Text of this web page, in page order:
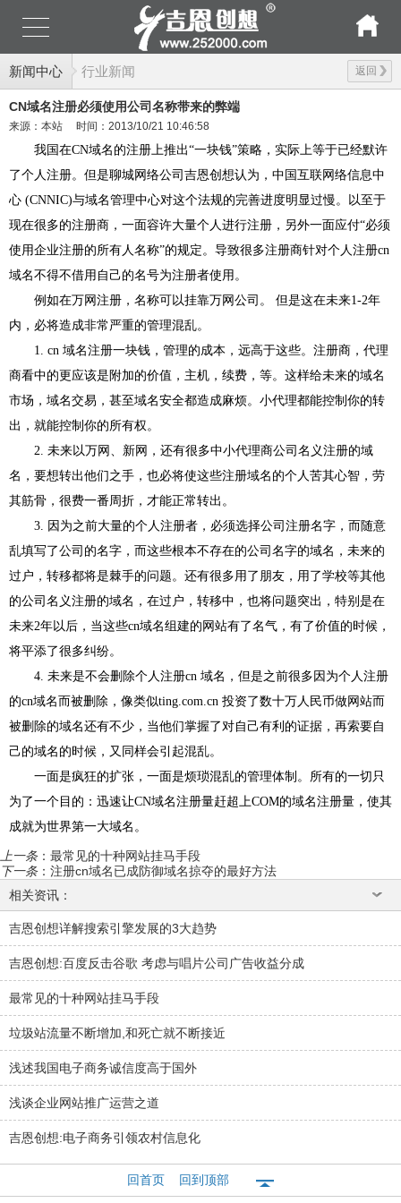
新闻中心 返回
行业新闻
CN域名注册必须使用公司名称带来的弊端
来源：本站 时间：2013/10/21 10:46:58
我国在CN域名的注册上推出“一块钱”策略，实际上等于已经默许
了个人注册。但是聊城网络公司吉恩创想认为，中国互联网络信息中
心 (CNNIC)与域名管理中心对这个法规的完善进度明显过慢。以至于
现在很多的注册商，一面容许大量个人进行注册，另外一面应付“必须
使用企业注册的所有人名称”的规定。导致很多注册商针对个人注册cn
域名不得不借用自己的名号为注册者使用。
例如在万网注册，名称可以挂靠万网公司。 但是这在未来1-2年
内，必将造成非常严重的管理混乱。
1. cn 域名注册一块钱，管理的成本，远高于这些。注册商，代理
商看中的更应该是附加的价值，主机，续费，等。这样给未来的域名
市场，域名交易，甚至域名安全都造成麻烦。小代理都能控制你的转
出，就能控制你的所有权。
2. 未来以万网、新网，还有很多中小代理商公司名义注册的域
名，要想转出他们之手，也必将使这些注册域名的个人苦其心智，劳
其筋骨，很费一番周折，才能正常转出。
3. 因为之前大量的个人注册者，必须选择公司注册名字，而随意
乱填写了公司的名字，而这些根本不存在的公司名字的域名，未来的
过户，转移都将是棘手的问题。还有很多用了朋友，用了学校等其他
的公司名义注册的域名，在过户，转移中，也将问题突出，特别是在
未来2年以后，当这些cn域名组建的网站有了名气，有了价值的时候，
将平添了很多纠纷。
4. 未来是不会删除个人注册cn 域名，但是之前很多因为个人注册
的cn域名而被删除，像类似ting.com.cn 投资了数十万人民币做网站而
被删除的域名还有不少，当他们掌握了对自己有利的证据，再索要自
己的域名的时候，又同样会引起混乱。
一面是疯狂的扩张，一面是烦琐混乱的管理体制。所有的一切只
为了一个目的：迅速让CN域名注册量赶超上COM的域名注册量，使其
成就为世界第一大域名。
上一条： 最常见的十种网站挂马手段
下一条： 注册cn域名已成防御域名掠夺的最好方法
相关资讯：
吉恩创想详解搜索引擎发展的3大趋势
吉恩创想:百度反击谷歌 考虑与唱片公司广告收益分成
最常见的十种网站挂马手段
垃圾站流量不断增加,和死亡就不断接近
浅述我国电子商务诚信度高于国外
浅谈企业网站推广运营之道
吉恩创想:电子商务引领农村信息化
回首页 回到顶部